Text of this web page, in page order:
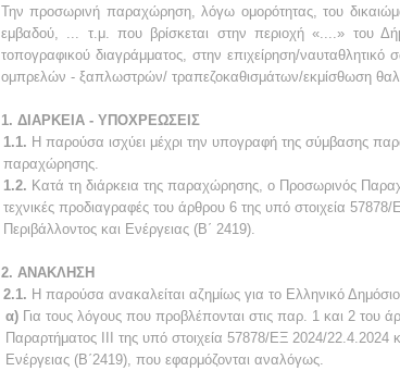
Την προσωρινή παραχώρηση, λόγω ομορότητας, του
εμβαδού, ... τ.μ. που βρίσκεται στην περιοχή «....» του
τοπογραφικού διαγράμματος, στην επιχείρηση/
ομπρελών - ξαπλωστρών/ τραπεζοκαθισμάτων/εκμίσθωση
1. ΔΙΑΡΚΕΙΑ - ΥΠΟΧΡΕΩΣΕΙΣ
1.1. Η παρούσα ισχύει μέχρι την υπογραφή της σύμβασης
παραχώρησης.
1.2. Κατά τη διάρκεια της παραχώρησης, ο Προσωρινός
τεχνικές προδιαγραφές του άρθρου 6 της υπό στοιχεία
Περιβάλλοντος και Ενέργειας (Β΄ 2419).
2. ΑΝΑΚΛΗΣΗ
2.1. Η παρούσα ανακαλείται αζημίως για το Ελληνικό
α) Για τους λόγους που προβλέπονται στις παρ. 1 και 2
Παραρτήματος ΙΙΙ της υπό στοιχεία 57878/ΕΞ 2024/
Ενέργειας (Β΄2419), που εφαρμόζονται αναλόγως.